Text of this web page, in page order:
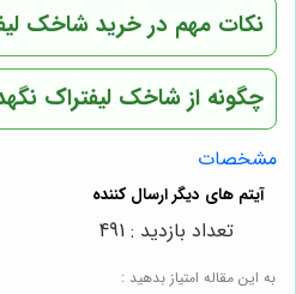
نکات مهم در خرید شاخک
چگونه از شاخک لیفتراک
مشخصات
به این مقاله امتیاز بدهید :
تعداد بازدید : 491